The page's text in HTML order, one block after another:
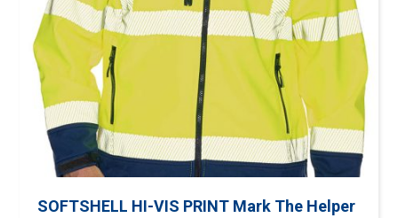
SOFTSHELL HI-VIS PRINT Mark The Helper